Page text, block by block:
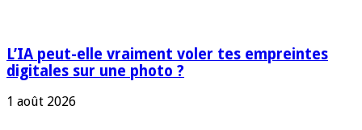
L’IA peut-elle vraiment voler tes empreintes
digitales sur une photo ?
1 août 2026